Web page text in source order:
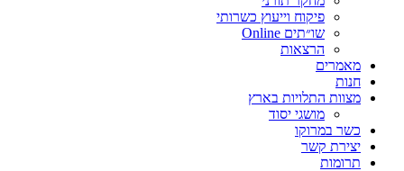
פיקוח וייעוץ כשרותי
שו״תים Online
הרצאות
מאמרים
חנות
מצוות התלויות בארץ
מושגי יסוד
כשר במרוקו
יצירת קשר
תרומות